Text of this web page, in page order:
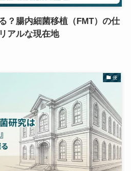
？腸内細菌移植（FMT）の仕
アルな現在地
便